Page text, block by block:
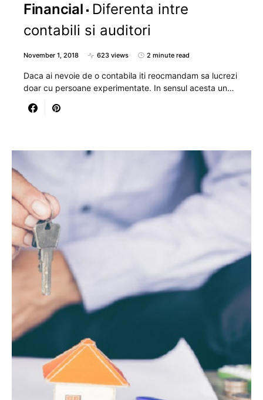
Financial
Diferenta intre
contabili si auditori
November 1, 2018 623 views 2 minute read
Daca ai nevoie de o contabila iti reocmandam sa lucrezi
doar cu persoane experimentate. In sensul acesta un…